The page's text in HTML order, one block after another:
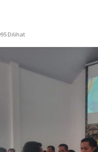
Dilihat